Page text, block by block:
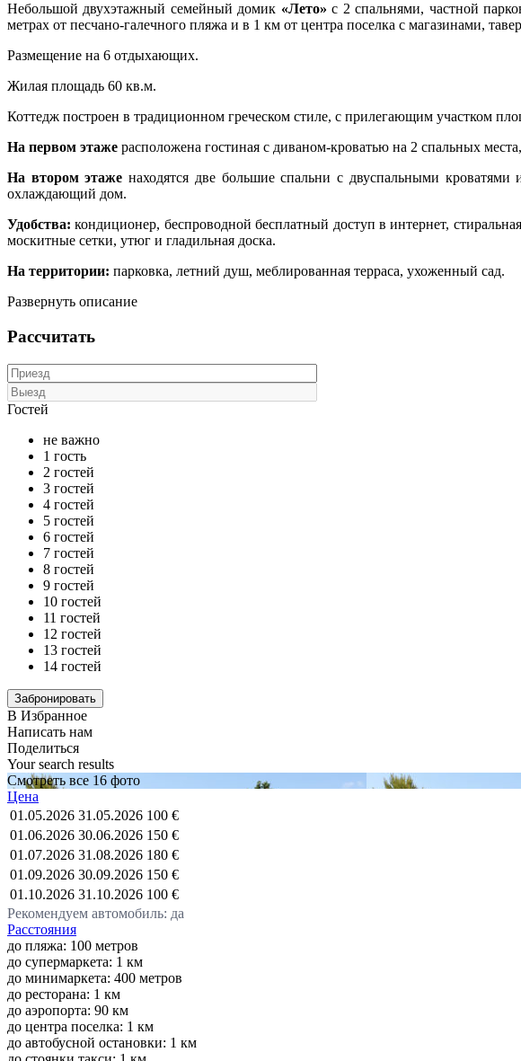
Небольшой двухэтажный семейный домик «Лето»с 2 спальнями, частной
метрах от песчано-галечного пляжа и в 1 км от центра поселка с магазинами,
Размещение на 6 отдыхающих.
Жилая площадь 60 кв.м.
Коттедж построен в традиционном греческом стиле, с прилегающим участком
На первом этаже расположена гостиная с диваном-кроватью на 2 спальных
На втором этаженаходятся две большие спальни с двуспальными
охлаждающий дом.
Удобства: кондиционер, беспроводной бесплатный доступ в интернет,
москитные сетки, утюг и гладильная доска.
На территории: парковка, летний душ, меблированная терраса, ухоженный сад.
Развернуть описание
Рассчитать
Гостей
не важно
1 гость
2 гостей
3 гостей
4 гостей
5 гостей
6 гостей
7 гостей
8 гостей
9 гостей
10 гостей
11 гостей
12 гостей
13 гостей
14 гостей
В Избранное
Написать нам
Поделиться
Your search results
Смотреть все 16 фото
Цена
01.05.2026 31.05.2026 100 €
01.06.2026 30.06.2026 150 €
01.07.2026 31.08.2026 180 €
01.09.2026 30.09.2026 150 €
01.10.2026 31.10.2026 100 €
Рекомендуем автомобиль: да
Расстояния
до пляжа: 100 метров
до супермаркета: 1 км
до минимаркета: 400 метров
до ресторана: 1 км
до аэропорта: 90 км
до центра поселка: 1 км
до автобусной остановки: 1 км